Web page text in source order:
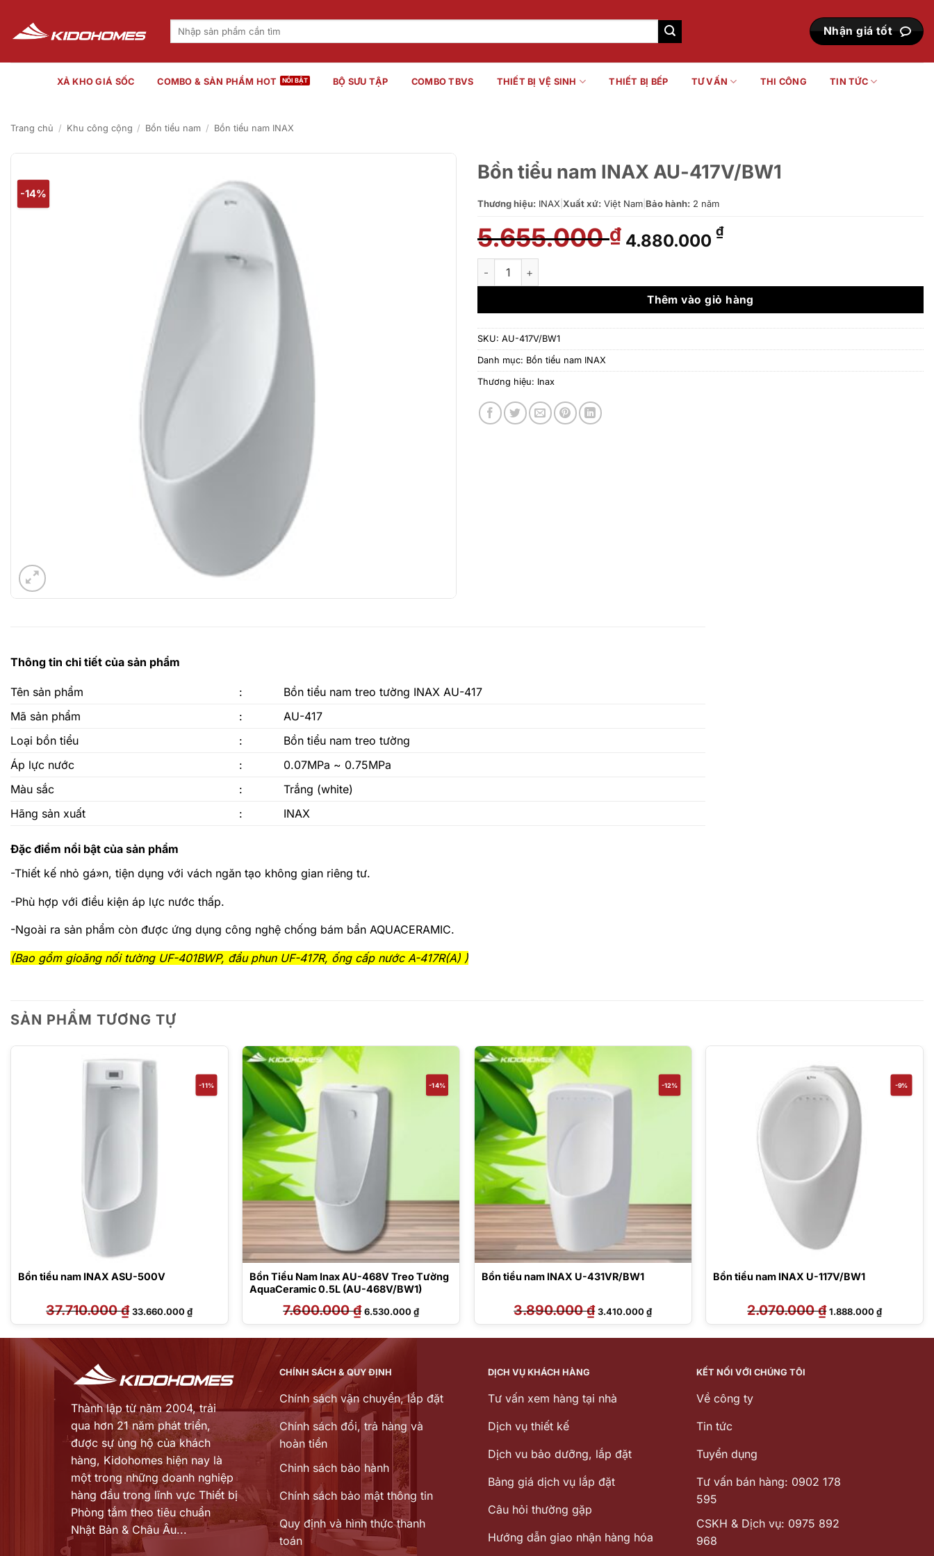
nội
dung
Tìm
Nhận giá tốt
XẢ KHO GIÁ SỐC COMBO & SẢN PHẨM HOT BỘ SƯU TẬP COMBO TBVS THIẾT BỊ VỆ SINH THIẾT BỊ BẾP TƯ VẤN THI CÔNG TIN TỨC
Trang chủ / Khu công cộng / Bồn tiểu nam / Bồn tiểu nam INAX
-14%
Bồn tiểu nam INAX AU-417V/BW1
Thương hiệu: INAX Xuất xứ: Việt Nam Bảo hành: 2 năm
5.655.000₫ Giá
gốc
5.655.000 ₫.
4.880.000 ₫Giá
là:
4.880.000 ₫.
Bồn tiểu nam INAX AU-417V/BW1 số lượng
Thêm vào giỏ hàng
SKU: AU-417V/BW1
Danh mục: Bồn tiểu nam INAX
Thương hiệu: Inax
Thông tin chi tiết của sản phẩm
Tên sản phẩm :
Bồn tiểu nam treo tường INAX AU-417
Mã sản phẩm
:
AU-417
Loại bồn tiểu
:
Bồn tiểu nam treo tường
Áp lực nước
:
0.07MPa ~ 0.75MPa
Màu sắc
:
Trắng (white)
Hãng sản xuất
: INAX
Đặc điểm nổi bật của sản phẩm
-Thiết kế nhỏ gá»n, tiện dụng với vách ngăn tạo không gian riêng tư.
-Phù hợp với điều kiện áp lực nước thấp.
-Ngoài ra sản phẩm còn được ứng dụng công nghệ chống bám bẩn AQUACERAMIC.
(Bao gồm gioăng nối tường UF-401BWP, đầu phun UF-417R, ống cấp nước A-417R(A) )
SẢN PHẨM TƯƠNG TỰ
-11%
Bồn tiểu nam INAX ASU-500V
37.710.000₫ Giá
gốc
là:
33.660.000₫Giá
hiện
tại
33.660.000 ₫.
-14%
Bồn Tiểu Nam Inax AU-468V Treo Tường
AquaCeramic 0.5L (AU-468V/BW1)
7.600.000₫ Giá
gốc
là:
6.530.000₫Giá
hiện
tại
6.530.000 ₫.
-12%
Bồn tiểu nam INAX U-431VR/BW1
3.890.000₫ Giá
gốc
là:
3.410.000₫Giá
hiện
tại
3.410.000 ₫.
-9%
Bồn tiểu nam INAX U-117V/BW1
2.070.000₫ Giá
gốc
là:
1.888.000₫Giá
hiện
tại
1.888.000
₫.
Thành lập từ năm 2004, trải
qua hơn 21 năm phát triển,
được sự ủng hộ của khách
hàng, Kidohomes hiện nay là
một trong những doanh nghiệp
hàng đầu trong lĩnh vực Thiết bị
Phòng tắm theo tiêu chuẩn
Nhật Bản & Châu Âu...
CHÍNH SÁCH & QUY ĐỊNH
Chính sách vận chuyển, lắp đặt
Chính sách đổi, trả hàng và
hoàn tiền
Chinh sách bảo hành
Chính sách bảo mật thông tin
Quy định và hình thức thanh
toán
DỊCH VỤ KHÁCH HÀNG
Tư vấn xem hàng tại nhà
Dịch vụ thiết kế
Dịch vu bảo dưỡng, lắp đặt
Bảng giá dịch vụ lắp đặt
Câu hỏi thường gặp
Hướng dẫn giao nhận hàng hóa
KẾT NỐI VỚI CHÚNG TÔI
Về công ty
Tin tức
Tuyển dụng
Tư vấn bán hàng: 0902 178
595
CSKH & Dịch vụ: 0975 892
968